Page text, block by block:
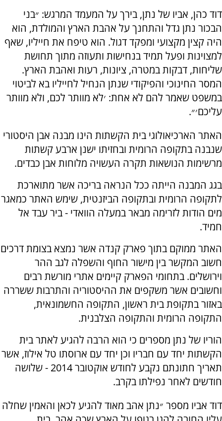
דוד כהן, אביו של נתן, בירך על המעמד המרגש: ״בני
הבכור נתן גדל והתחנך על אהבת הארץ והמולדת, הוא
היה קצין מקצועי ומפקד דגול. הוא טיפח את חייליו, שאף
למצוינות ופעל תמיד בנחישות ותעוזה מתוך תחושת
שליחות, דבקות במטרה, ציונות, רעות ואהבת הארץ.
המסר החינוכי והפיקודי שנתן הנחיל לחייליו בא לביטוי
במשפט שאמר להם לא אחת: ׳לא מוותר לכם, ולא מוותר
עליכם׳״.
האתר הארכיאולוגי בית הקשתות הינו מבנה אבן היסטורי
שנבנה בתקופה הרומית ובחזיתו ישנן ארבע קשתות
מרשימות הנושאות תקרה העשויה מלוחות אבן כבדים.
בגג המבנה הייתה ככל הנראה בריכה אשר מתוארכת
לתקופה הרומית ובתקופה הביזנטית, שימש האתר כמאגר
מים הודות לזרימה מבאר במעלה הוואדי - ביר עבד אל
חמיד.
האתר ממוקם בתוך פארק קנדה אשר נמצא בצומת דרכים
חשוב המקשר בין מישור החוף והשפלה לגב ההר
וירושלים. בתחומי הפארק קיימים אתרי מורשת רבים
וחשובים אשר משקפים את ההיסטוריה והתרבות ששררה
באזור בתקופת בית ראשון, התקופה החשמונאית,
התקופה הרומית והתקופה הצלבנית.
הוריו של נתן מספרים כי הוא הרבה להגיע לאתר בית
הקשתות יחד עם חבריו וכן יחד עם ארוסתו טל אילוז, אשר
תאריך חתונתם נקבע לחודש אוקטובר 2014 - שלושה
חודשים לאחר נפילתו בקרב.
דוד אביו מספר ״נתן אהב מאוד להגיע לכאן והאמין שחלה